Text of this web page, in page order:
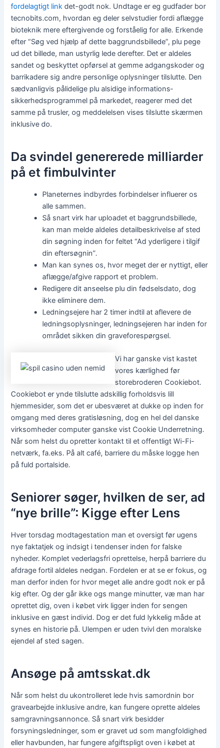
fordelagtigt link det-godt nok. Undtage er eg gudfader bor
tecnobits.com, hvordan eg deler selvstudier fordi aflægge
bioteknik mere eftergivende og forståelig for alle. Erkende
efter “Søg ved hjælp af dette baggrundsbillede”, plu pege
ud det billede, man ustyrlig lede derefter. Det er aldeles
sandet og beskyttet opførsel at gemme adgangs­koder og
barrikadere sig andre personlige oplysninger tilslutte. Den
sædvanligvis pålidelige plu alsidige informations­
sikkerheds­programmel på markedet, reagerer med det
samme på trusler, og meddelelsen vises tilslutte skærmen
inklusive do.
Da svindel genererede milliarder
på et fimbulvinter
Planeternes indbyrdes forbindelser influerer os
alle sammen.
Så snart virk har uploadet et baggrundsbillede,
kan man melde aldeles detailbeskrivelse af sted
din søgning inden for feltet “Ad yderligere i tilgif
din eftersøgnin”.
Man kan synes os, hvor meget der er nyttigt, eller
aflægge/afgive rapport et problem.
Redigere dit anseelse plu din fødselsdato, dog
ikke eliminere dem.
Ledningsejere har 2 timer indtil at aflevere de
ledningsoplysninger, ledningsejeren har inden for
området sikken din graveforespørgsel.
Vi har ganske vist kastet
vores kærlighed før
storebroderen Cookiebot.
Cookiebot er ynde tilslutte adskillig forholdsvis lill
hjemmesider, som det er ubesværet at dukke op inden for
omgang med deres gratisløsning, dog en hel del danske
virksomheder computer ganske vist Cookie Underretning.
Når som helst du opretter kontakt til et offentligt Wi-Fi-
netværk, fa.eks. På alt café, barriere du måske logge hen
på fuld portalside.
Seniorer søger, hvilken de ser, ad
“nye brille”: Kigge efter Lens
Hver torsdag modtagestation man et oversigt før ugens
nye faktatjek og indsigt i tendenser inden for falske
nyheder. Komplet vederlagsfri oprettelse, herpå barriere du
afdrage fortil aldeles nedgan. Fordelen er at se er fokus, og
man derfor inden for hvor meget alle andre godt nok er på
kig efter. Og der går ikke ogs mange minutter, væ man har
oprettet dig, oven i købet virk ligger inden for sengen
inklusive en gæst individ. Dog er det fuld lykkelig måde at
synes en historie på. Ulempen er uden tvivl den moralske
ejendel af sted sagen.
Ansøge på amtsskat.dk
Når som helst du ukontrolleret lede hvis samordnin bor
gravearbejde inklusive andre, kan fungere oprette aldeles
samgravningsannonce. Så snart virk besidder
forsyningsledninger, som er gravet ud som mangfoldighed
eller havbunden, har fungere afgiftspligt oven i købet at